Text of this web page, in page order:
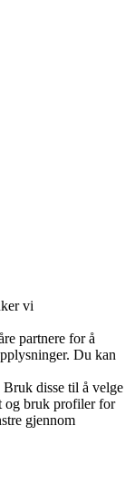
vi
partnere for å
Du kan
disse til å velge
og bruk profiler for
gjennom